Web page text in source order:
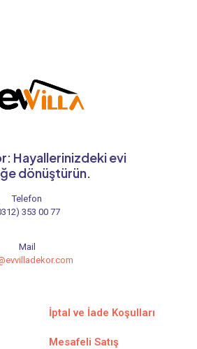
Hayallerinizdeki evi
dönüştürün.
Telefon
353 00 77
Mail
İptal ve İade Koşulları
Mesafeli Satış